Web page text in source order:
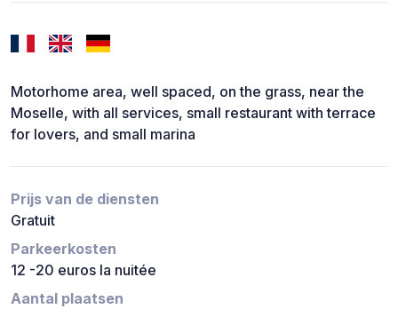
Motorhome area, well spaced, on the grass, near the
Moselle, with all services, small restaurant with terrace
for lovers, and small marina
Prijs van de diensten
Gratuit
Parkeerkosten
12 -20 euros la nuitée
Aantal plaatsen